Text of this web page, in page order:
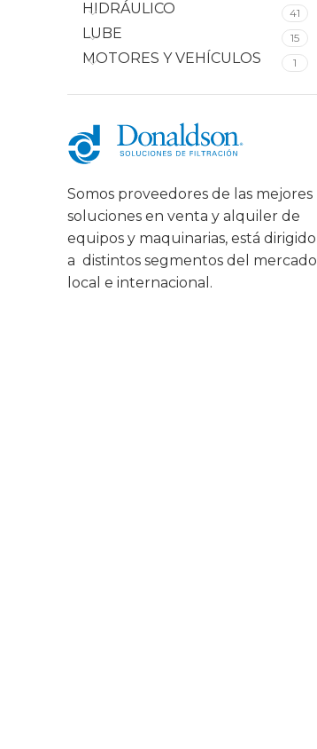
HIDRÁULICO 41
LUBE 15
MOTORES Y VEHÍCULOS 1
Somos proveedores de las mejores
soluciones en venta y alquiler de
equipos y maquinarias, está dirigido
a distintos segmentos del mercado
local e internacional.